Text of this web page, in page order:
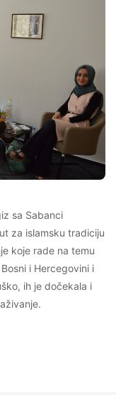
sa Sabanci
za islamsku tradiciju
koje rade na temu
i Hercegovini i
ih je dočekala i